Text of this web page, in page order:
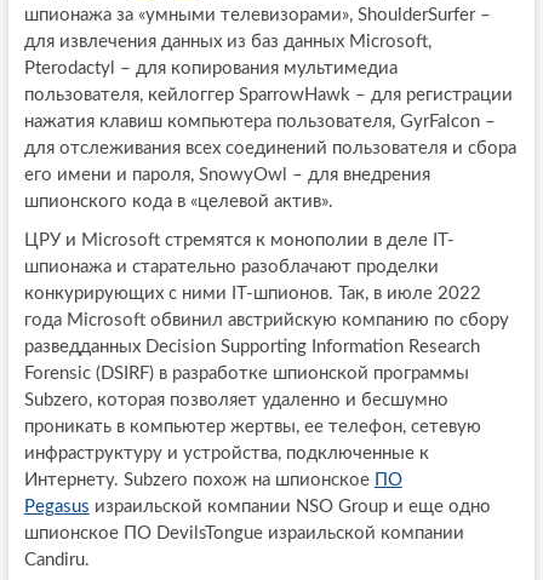
шпионажа за «умными телевизорами», ShoulderSurfer –
для извлечения данных из баз данных Microsoft,
Pterodactyl – для копирования мультимедиа
пользователя, кейлоггер SparrowHawk – для регистрации
нажатия клавиш компьютера пользователя, GyrFalcon –
для отслеживания всех соединений пользователя и сбора
его имени и пароля, SnowyOwl – для внедрения
шпионского кода в «целевой актив».
ЦРУ и Microsoft стремятся к монополии в деле IT-
шпионажа и старательно разоблачают проделки
конкурирующих с ними IT-шпионов. Так, в июле 2022
года Microsoft обвинил австрийскую компанию по сбору
разведданных Decision Supporting Information Research
Forensic (DSIRF) в разработке шпионской программы
Subzero, которая позволяет удаленно и бесшумно
проникать в компьютер жертвы, ее телефон, сетевую
инфраструктуру и устройства, подключенные к
Интернету. Subzero похож на шпионское
ПО
Pegasus израильской компании NSO Group и еще одно
шпионское ПО DevilsTongue израильской компании
Candiru.